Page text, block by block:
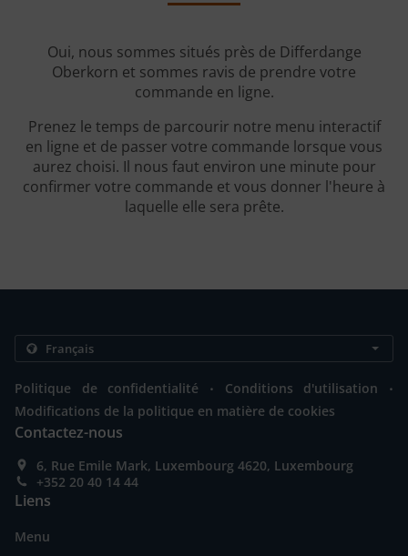
Oui, nous sommes situés près de Differdange
Oberkorn et sommes ravis de prendre votre
commande en ligne.
Prenez le temps de parcourir notre menu interactif
en ligne et de passer votre commande lorsque vous
aurez choisi. Il nous faut environ une minute pour
confirmer votre commande et vous donner l'heure à
laquelle elle sera prête.
Politique de confidentialité . Conditions d'utilisation .
Modifications de la politique en matière de cookies
Contactez-nous
6, Rue Emile Mark, Luxembourg 4620, Luxembourg
+352 20 40 14 44
Liens
Menu